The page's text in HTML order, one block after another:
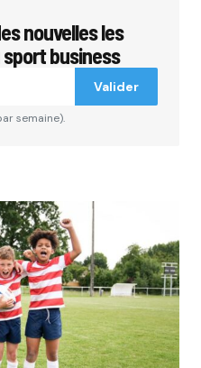
nouvelles les
business
Valider
semaine).